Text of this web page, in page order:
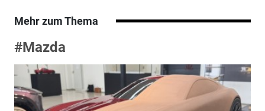
Mehr zum Thema
#Mazda